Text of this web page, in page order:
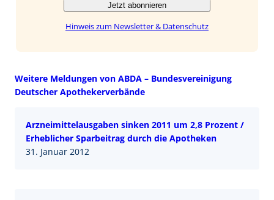
Jetzt abonnieren
Hinweis zum Newsletter & Datenschutz
Weitere Meldungen von ABDA – Bundesvereinigung
Deutscher Apothekerverbände
Arzneimittelausgaben sinken 2011 um 2,8 Prozent /
Erheblicher Sparbeitrag durch die Apotheken
31. Januar 2012